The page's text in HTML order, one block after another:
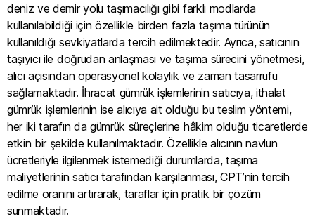
deniz ve demir yolu taşımacılığı gibi farklı modlarda
kullanılabildiği için özellikle birden fazla taşıma türünün
kullanıldığı sevkiyatlarda tercih edilmektedir. Ayrıca, satıcının
taşıyıcı ile doğrudan anlaşması ve taşıma sürecini yönetmesi,
alıcı açısından operasyonel kolaylık ve zaman tasarrufu
sağlamaktadır. İhracat gümrük işlemlerinin satıcıya, ithalat
gümrük işlemlerinin ise alıcıya ait olduğu bu teslim yöntemi,
her iki tarafın da gümrük süreçlerine hâkim olduğu ticaretlerde
etkin bir şekilde kullanılmaktadır. Özellikle alıcının navlun
ücretleriyle ilgilenmek istemediği durumlarda, taşıma
maliyetlerinin satıcı tarafından karşılanması, CPT’nin tercih
edilme oranını artırarak, taraflar için pratik bir çözüm
sunmaktadır.